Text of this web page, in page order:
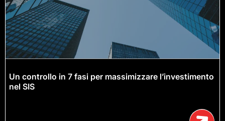
Un controllo in 7 fasi per massimizzare l’investimento
nel SIS